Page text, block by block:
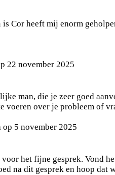
is Cor heeft mij enorm
22 november 2025
man, die je zeer goed
voeren over je probleem of
op 5 november 2025
het fijne gesprek. Vond
na dit gesprek en hoop